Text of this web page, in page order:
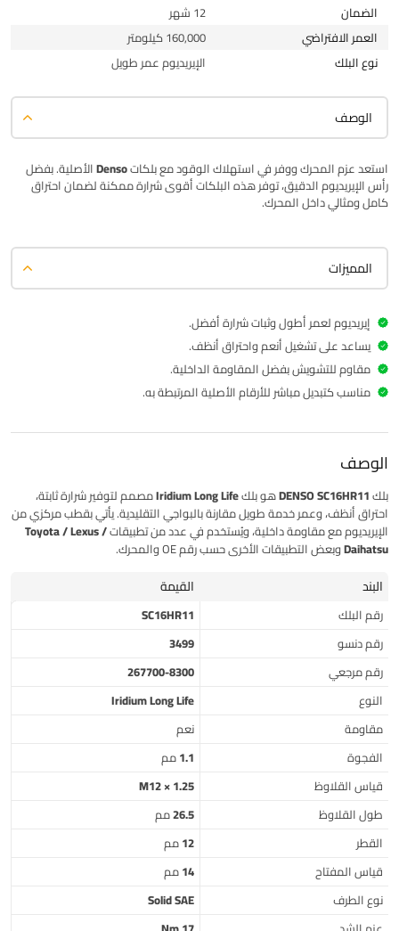
الضمان
12 شهر
العمر الافتراضي
160,000 كيلومتر
نوع البلك
الإيريديوم عمر طويل
الوصف
استعد عزم المحرك ووفر في استهلاك الوقود مع بلكاتDensoالأصلية. بفضل
رأس الإيريديوم الدقيق، توفر هذه البلكات أقوى شرارة ممكنة لضمان احتراق
كامل ومثالي داخل المحرك.
المميزات
إيريديوم لعمر أطول وثبات شرارة أفضل.
يساعد على تشغيل أنعم واحتراق أنظف.
مقاوم للتشويش بفضل المقاومة الداخلية.
مناسب كتبديل مباشر للأرقام الأصلية المرتبطة به.
الوصف
بلكDENSO SC16HR11هو بلكIridium Long Lifeمصمم لتوفير شرارة ثابتة،
احتراق أنظف، وعمر خدمة طويل مقارنة بالبواجي التقليدية. يأتي بقطب مركزي من
الإيريديوم مع مقاومة داخلية، ويُستخدم في عدد من تطبيقاتToyota / Lexus /
Daihatsuوبعض التطبيقات الأخرى حسب رقم OE والمحرك.
البند القيمة
رقم البلك
SC16HR11
رقم دنسو
3499
رقم مرجعي
267700-8300
النوع
Iridium Long Life
مقاومة
نعم
الفجوة
1.1 مم
قياس القلاوظ
M12 × 1.25
طول القلاوظ
26.5 مم
القطر
12 مم
قياس المفتاح
14 مم
نوع الطرف
Solid SAE